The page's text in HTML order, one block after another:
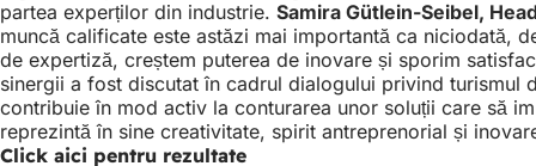
partea experților din industrie. Samira Gütlein-Seibel,
muncă calificate este astăzi mai importantă ca niciodată,
de expertiză, creștem puterea de inovare și sporim
sinergii a fost discutat în cadrul dialogului privind turismul
contribuie în mod activ la conturarea unor soluții care să
reprezintă în sine creativitate, spirit antreprenorial și
Click aici pentru rezultate